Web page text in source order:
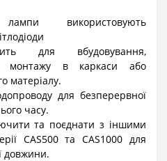
використовують
для вбудовування,
монтажу в каркаси або
матеріалу.
для безперервної
часу.
та поєднати з іншими
CAS500 та CAS1000 для
довжини.